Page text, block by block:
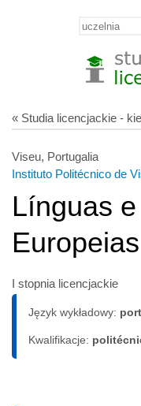
« Studia licencjackie -
Viseu, Portugalia
Instituto Politécnico de
Línguas
Europeias
I stopnia licencjackie
Język wykładowy:
Kwalifikacje: